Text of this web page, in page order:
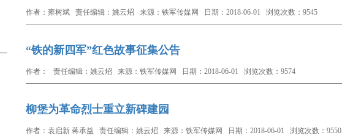
作者：雍树斌 责任编辑：姚云炤 来源：铁军传媒网 日期：2018-06-01 浏览次数：9545
“铁的新四军”红色故事征集公告
作者： 责任编辑：姚云炤 来源：铁军传媒网 日期：2018-06-01 浏览次数：9574
柳堡为革命烈士重立新碑建园
作者：袁启新 蒋承益 责任编辑：姚云炤 来源：铁军传媒网 日期：2018-06-01 浏览次数：9550